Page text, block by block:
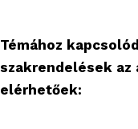
Témához
szakrendelések
elérhetőek: